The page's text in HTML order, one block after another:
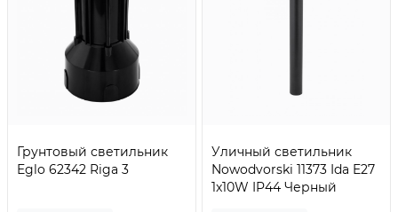
Грунтовый светильник
Eglo 62342 Riga 3
Уличный светильник
Nowodvorski 11373 Ida E27
1x10W IP44 Черный